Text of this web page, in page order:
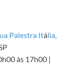
Palestra Itália,
às 17h00 |